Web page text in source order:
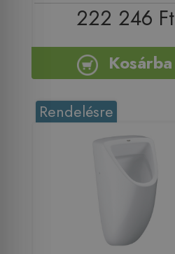
222 246 Ft
Kosárba
Rendelésre